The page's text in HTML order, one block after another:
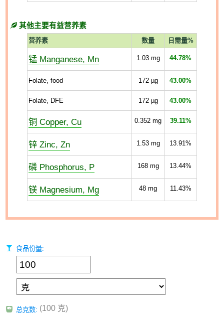
其他主要有益营养素
营养素 数量 日需量%
锰 Manganese, Mn 1.03mg 44.78%
Folate, food 172µg 43.00%
Folate, DFE 172µg 43.00%
铜 Copper, Cu 0.352 mg 39.11%
锌 Zinc, Zn 1.53mg 13.91%
磷 Phosphorus, P 168mg 13.44%
镁 Magnesium, Mg 48 mg 11.43%
食品份量:
总克数: (100 克)